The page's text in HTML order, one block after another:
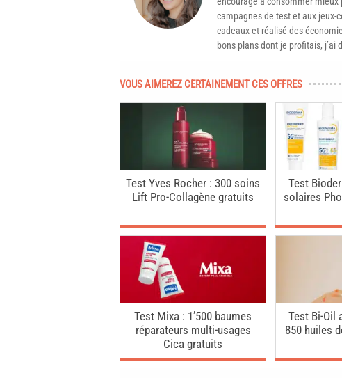
campagnes de test et aux jeux-
cadeaux et réalisé des
bons plans dont je profitais, j’ai
VOUS AIMEREZ CERTAINEMENT CES OFFRES
Test Yves Rocher : 300 soins
Lift Pro-Collagène gratuits
Test
solaires
Test Mixa : 1’500 baumes
réparateurs multi-usages
Cica gratuits
Test Bi-Oil
850 huiles